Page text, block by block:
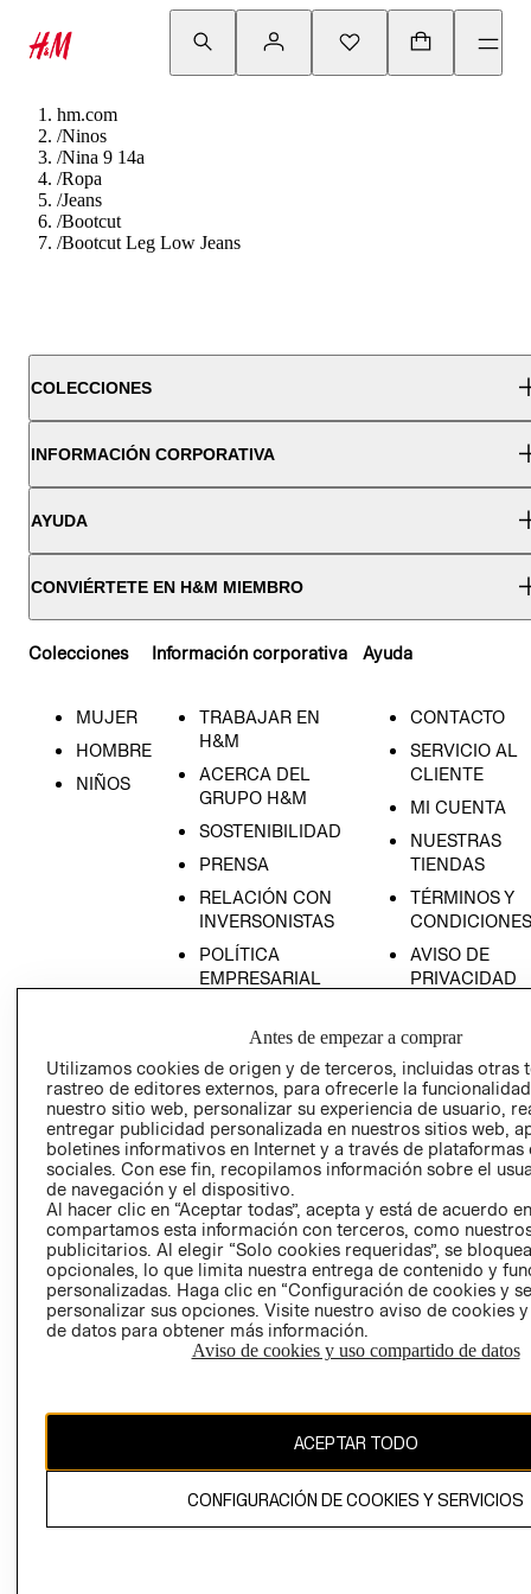
hm.com
/Ninos
/Nina 9 14a
/Ropa
/Jeans
/Bootcut
/Bootcut Leg Low Jeans
COLECCIONES
INFORMACIÓN CORPORATIVA
AYUDA
CONVIÉRTETE EN H&M MIEMBRO
Colecciones
MUJER
HOMBRE
NIÑOS
Información corporativa
TRABAJAR EN
H&M
ACERCA DEL
GRUPO H&M
SOSTENIBILIDAD
PRENSA
RELACIÓN CON
INVERSONISTAS
POLÍTICA
EMPRESARIAL
Ayuda
CONTACTO
SERVICIO AL
CLIENTE
MI CUENTA
NUESTRAS
TIENDAS
TÉRMINOS Y
CONDICIONES
AVISO DE
PRIVACIDAD
AVISO DE
COOKIES
LIBRO DE
Ecuador ($)
CAMBIAR REGIÓN
El contenido de esta página web está protegido por copyright y es
Antes de empezar a comprar
Utilizamos cookies de origen y de terceros, incluidas otras
rastreo de editores externos, para ofrecerle la
nuestro sitio web, personalizar su experiencia de usuario,
entregar publicidad personalizada en nuestros sitios web,
boletines informativos en Internet y a través de plataformas
sociales. Con ese fin, recopilamos información sobre el
de navegación y el dispositivo.
Al hacer clic en “Aceptar todas”, acepta y está de acuerdo
compartamos esta información con terceros, como
publicitarios. Al elegir “Solo cookies requeridas”, se
opcionales, lo que limita nuestra entrega de contenido y
personalizadas. Haga clic en “Configuración de cookies y
personalizar sus opciones. Visite nuestro aviso de cookies
de datos para obtener más información.
Aviso de cookies y uso compartido de datos
ACEPTAR TODO
CONFIGURACIÓN DE COOKIES Y SERVICIOS